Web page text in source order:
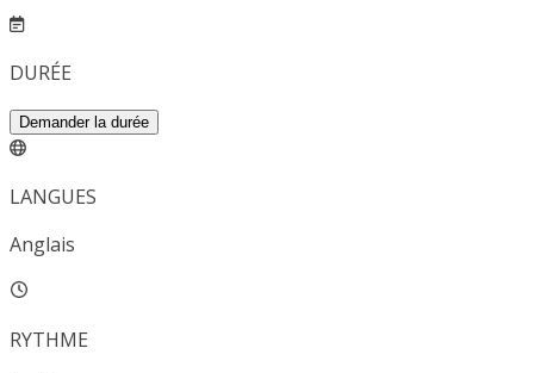
DURÉE
Demander la durée
LANGUES
Anglais
RYTHME